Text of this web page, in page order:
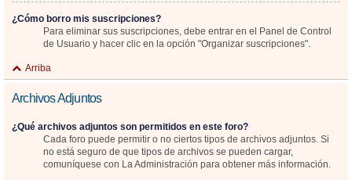
¿Cómo borro mis suscripciones?
Para eliminar sus suscripciones, debe entrar en el Panel de Control
de Usuario y hacer clic en la opción "Organizar suscripciones".
Arriba
Archivos Adjuntos
¿Qué archivos adjuntos son permitidos en este foro?
Cada foro puede permitir o no ciertos tipos de archivos adjuntos. Si
no está seguro de que tipos de archivos se pueden cargar,
comuníquese con La Administración para obtener más información.